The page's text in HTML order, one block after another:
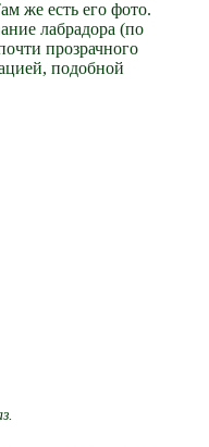
же есть его фото.
лабрадора (по
прозрачного
подобной